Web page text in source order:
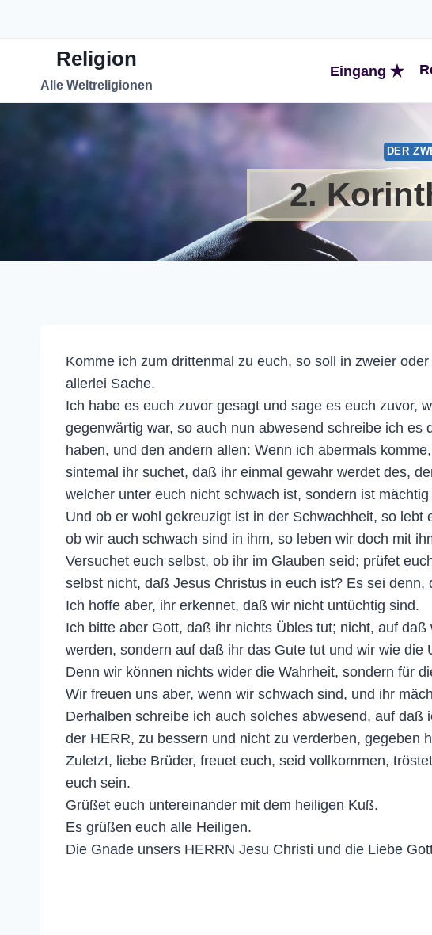
Religion
Alle Weltreligionen
Eingang
DER
2.
Komme ich zum drittenmal zu euch, so soll in zweier
allerlei Sache.
Ich habe es euch zuvor gesagt und sage es euch zuvor,
gegenwärtig war, so auch nun abwesend schreibe ich es
haben, und den andern allen: Wenn ich abermals
sintemal ihr suchet, daß ihr einmal gewahr werdet des,
welcher unter euch nicht schwach ist, sondern ist
Und ob er wohl gekreuzigt ist in der Schwachheit, so lebt
ob wir auch schwach sind in ihm, so leben wir doch mit
Versuchet euch selbst, ob ihr im Glauben seid; prüfet
selbst nicht, daß Jesus Christus in euch ist? Es sei denn,
Ich hoffe aber, ihr erkennet, daß wir nicht untüchtig sind.
Ich bitte aber Gott, daß ihr nichts Übles tut; nicht, auf
werden, sondern auf daß ihr das Gute tut und wir wie die
Denn wir können nichts wider die Wahrheit, sondern für
Wir freuen uns aber, wenn wir schwach sind, und ihr
Derhalben schreibe ich auch solches abwesend, auf
der HERR, zu bessern und nicht zu verderben, gegeben
Zuletzt, liebe Brüder, freuet euch, seid vollkommen,
euch sein.
Grüßet euch untereinander mit dem heiligen Kuß.
Es grüßen euch alle Heiligen.
Die Gnade unsers HERRN Jesu Christi und die Liebe